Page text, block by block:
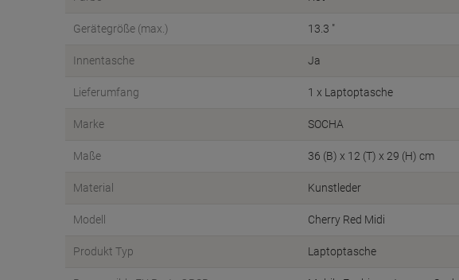
Gerätegröße (max.) 13.3 "
Innentasche Ja
Lieferumfang 1 x Laptoptasche
Marke SOCHA
Maße 36 (B) x 12 (T) x 29 (H) cm
Material Kunstleder
Modell Cherry Red Midi
Produkt Typ Laptoptasche